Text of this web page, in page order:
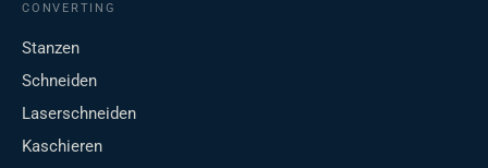
CONVERTING
Stanzen
Schneiden
Laserschneiden
Kaschieren